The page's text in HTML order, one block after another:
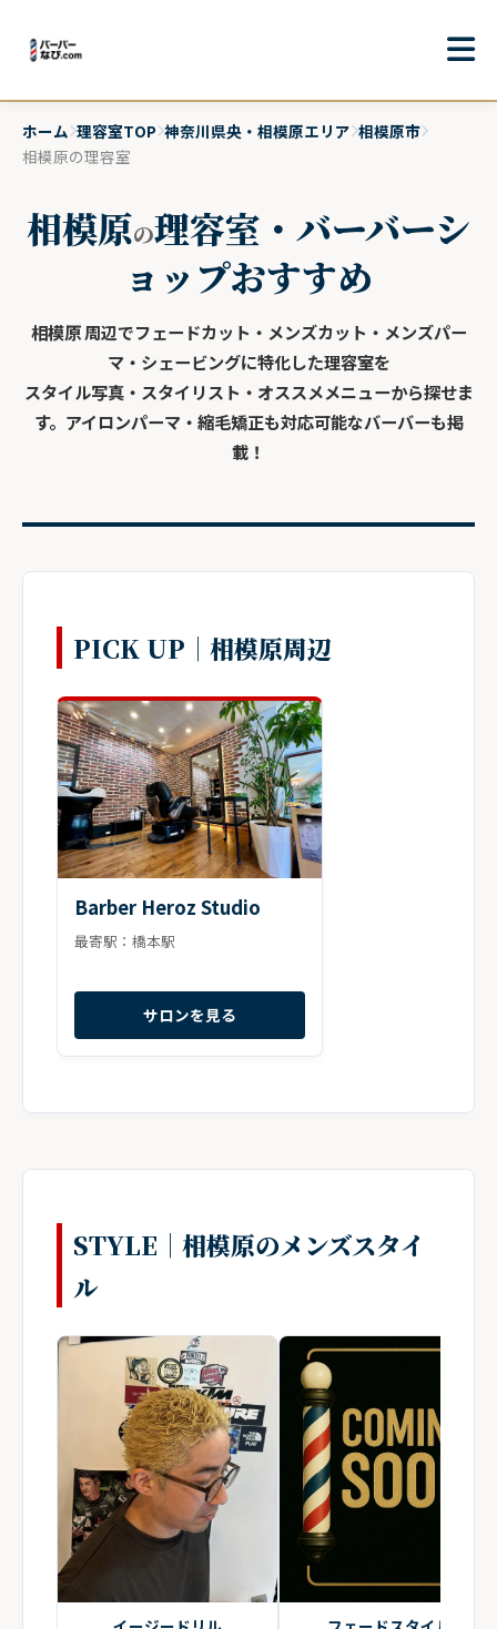
ホーム 理容室TOP 神奈川県央・相模原エリア 相模原市
相模原の理容室
相模原の理容室・バーバーシ
ョップおすすめ
相模原 周辺でフェードカット・メンズカット・メンズパー
マ・シェービングに特化した理容室を
スタイル写真・スタイリスト・オススメメニューから探せま
す。アイロンパーマ・縮毛矯正も対応可能なバーバーも掲
載！
PICK UP｜相模原周辺
Barber Heroz Studio
最寄駅：橋本駅
サロンを見る
STYLE｜相模原のメンズスタイ
ル